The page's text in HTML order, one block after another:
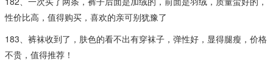
性价比高，值得购买，喜欢的亲可别犹豫了
183、裤袜收到了，肤色的看不出有穿袜子，弹性好，显得腿瘦，价格
不贵，值得推荐！